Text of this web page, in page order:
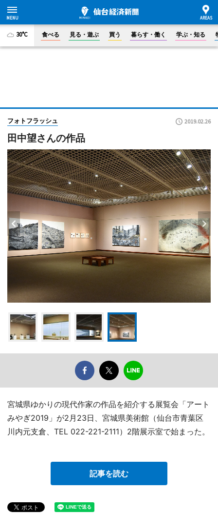
30°C 食べる 見る・遊ぶ 買う 暮らす・働く 学ぶ・知る
フォトフラッシュ 2019.02.26
田中望さんの作品
宮城県ゆかりの現代作家の作品を紹介する展覧会「アート
みやぎ2019」が2月23日、宮城県美術館（仙台市青葉区
川内元支倉、TEL 022-221-2111）2階展示室で始まった。
記事を読む